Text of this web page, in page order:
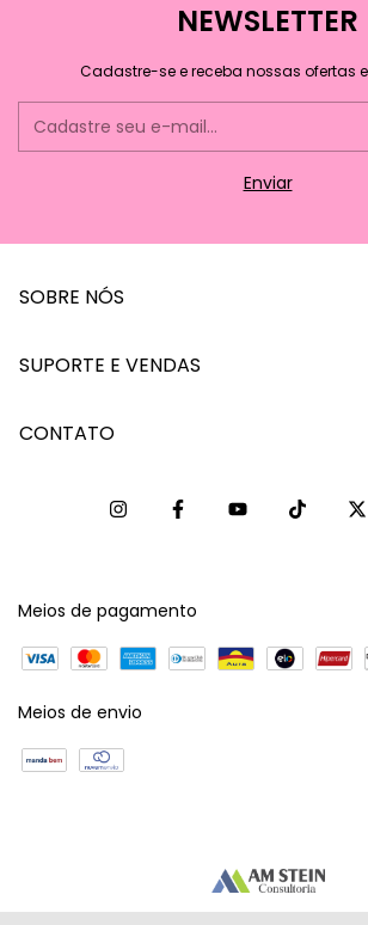
NEWSLETTER
Cadastre-se e receba nossas ofertas
SOBRE NÓS
SUPORTE E VENDAS
CONTATO
Meios de pagamento
Meios de envio